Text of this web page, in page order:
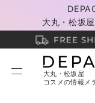
大丸・松坂
大丸・松坂屋
コスメの情報メ